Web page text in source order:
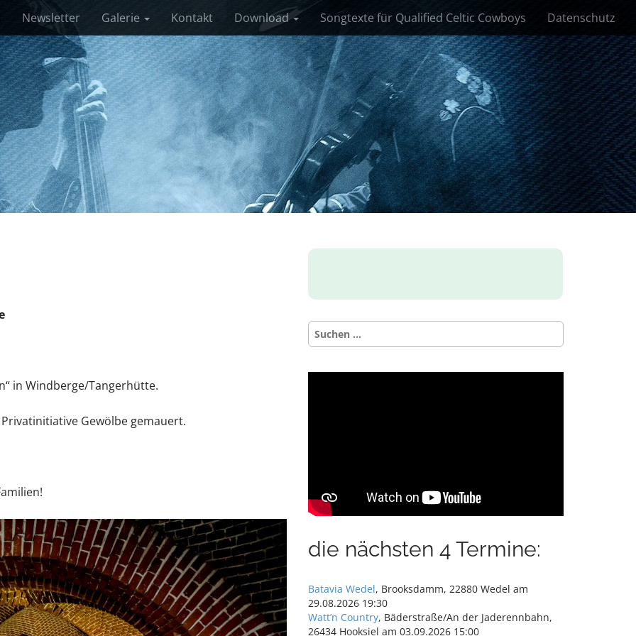
Newsletter Galerie Kontakt Download Songtexte für Qualified Celtic Cowboys Datenschutz
in Windberge/Tangerhütte.
Gewölbe gemauert.
Suchen
nach:
die nächsten 4 Termine:
Batavia Wedel, Brooksdamm, 22880 Wedel am
29.08.2026 19:30
Watt’n Country, Bäderstraße/An der Jaderennbahn,
26434 Hooksiel am 03.09.2026 15:00